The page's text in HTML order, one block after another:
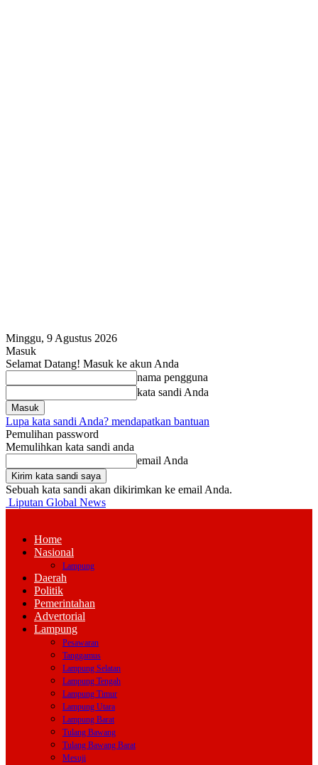
Minggu, 9 Agustus 2026
Masuk
Selamat Datang! Masuk ke akun Anda
nama pengguna
kata sandi Anda
Lupa kata sandi Anda? mendapatkan bantuan
Pemulihan password
Memulihkan kata sandi anda
email Anda
Sebuah kata sandi akan dikirimkan ke email Anda.
Liputan Global News
Home
Nasional
Lampung
Daerah
Politik
Pemerintahan
Advertorial
Lampung
Pesawaran
Tanggamus
Lampung Selatan
Lampung Tengah
Lampung Timur
Lampung Utara
Lampung Barat
Tulang Bawang
Tulang Bawang Barat
Mesuji